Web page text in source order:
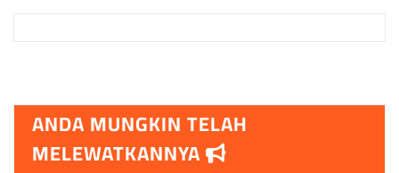
ANDA MUNGKIN TELAH
MELEWATKANNYA